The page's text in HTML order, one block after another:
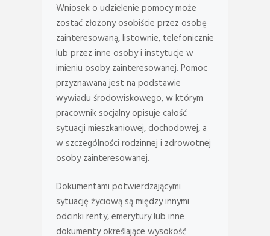
Wniosek o udzielenie pomocy może
zostać złożony osobiście przez osobę
zainteresowaną, listownie, telefonicznie
lub przez inne osoby i instytucje w
imieniu osoby zainteresowanej. Pomoc
przyznawana jest na podstawie
wywiadu środowiskowego, w którym
pracownik socjalny opisuje całość
sytuacji mieszkaniowej, dochodowej, a
w szczególności rodzinnej i zdrowotnej
osoby zainteresowanej.
Dokumentami potwierdzającymi
sytuację życiową są między innymi
odcinki renty, emerytury lub inne
dokumenty określające wysokość